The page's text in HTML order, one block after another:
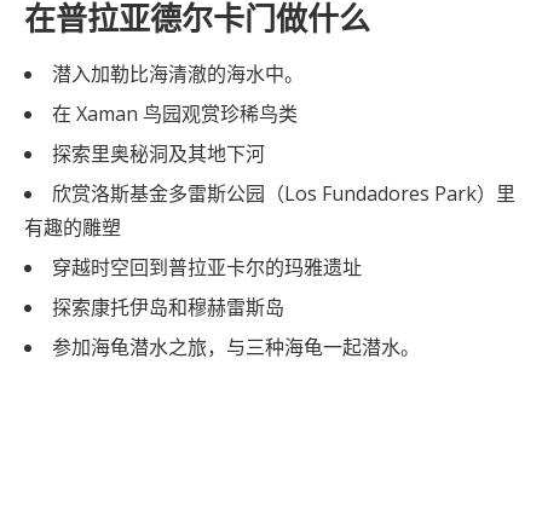
在普拉亚德尔卡门做什么
潜入加勒比海清澈的海水中。
在 Xaman 鸟园观赏珍稀鸟类
探索里奥秘洞及其地下河
欣赏洛斯基金多雷斯公园（Los Fundadores Park）里
有趣的雕塑
穿越时空回到普拉亚卡尔的玛雅遗址
探索康托伊岛和穆赫雷斯岛
参加海龟潜水之旅，与三种海龟一起潜水。